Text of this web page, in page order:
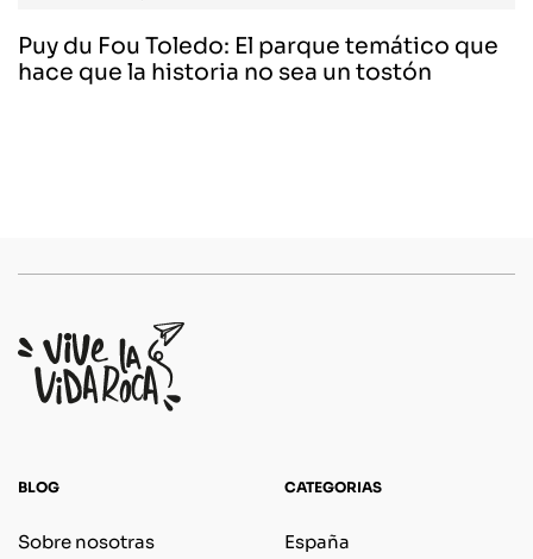
Puy du Fou Toledo: El parque temático que
hace que la historia no sea un tostón
BLOG
Sobre nosotras
CATEGORIAS
España